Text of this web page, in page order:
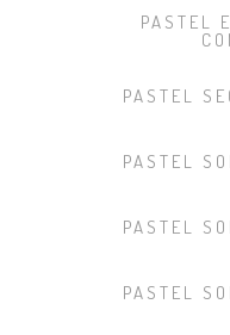
PASTEL
PASTEL
PASTEL
PASTEL
PASTEL